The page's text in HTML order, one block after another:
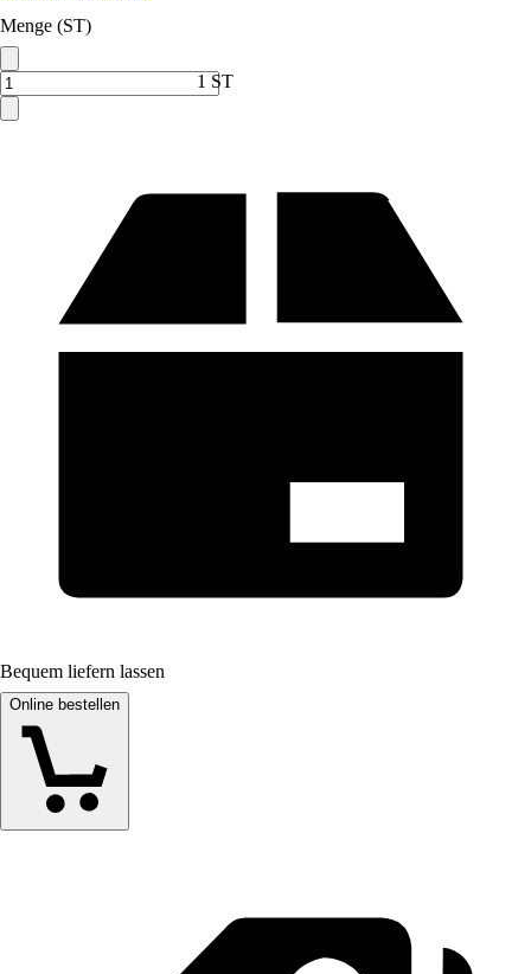
Menge (ST)
1 ST
Bequem liefern lassen
Online bestellen